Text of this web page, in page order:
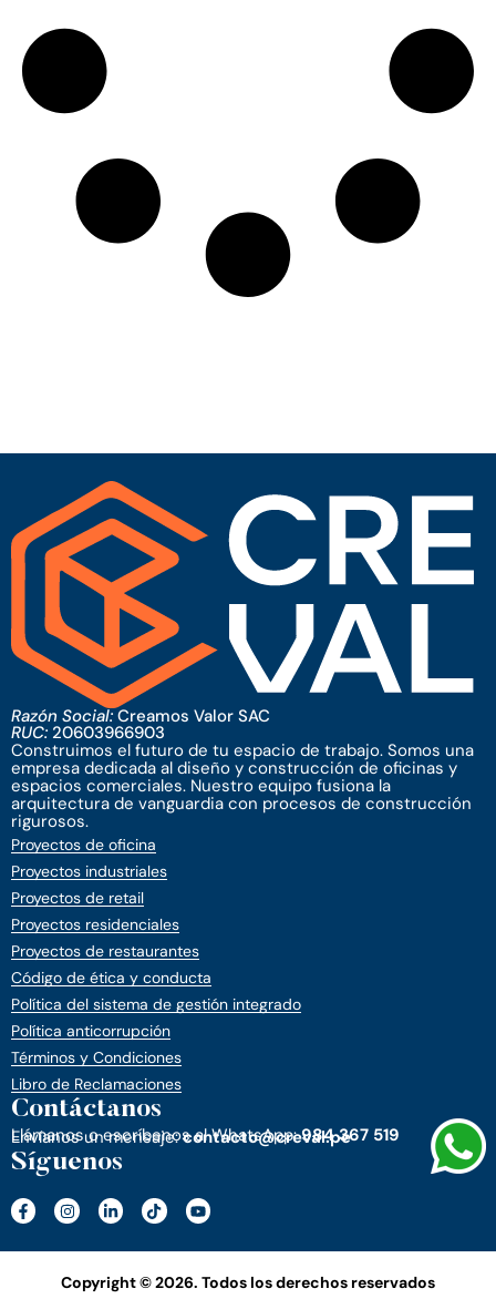
Razón Social: Creamos Valor SAC
RUC: 20603966903
Construimos el futuro de tu espacio de trabajo. Somos una
empresa dedicada al diseño y construcción de oficinas y
espacios comerciales. Nuestro equipo fusiona la
arquitectura de vanguardia con procesos de construcción
rigurosos.
Proyectos de oficina
Proyectos industriales
Proyectos de retail
Proyectos residenciales
Proyectos de restaurantes
Código de ética y conducta
Política del sistema de gestión integrado
Política anticorrupción
Términos y Condiciones
Libro de Reclamaciones
Contáctanos
Llámanos o escríbenos al WhatsApp:984 367 519
Envíanos un mensaje:contacto@creval.pe
Síguenos
Copyright © 2026. Todos los derechos reservados